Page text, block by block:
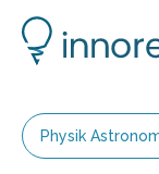
Physik